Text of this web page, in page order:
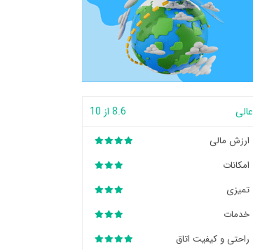
عالی 8.6 از 10
ارزش مالی
امکانات
تمیزی
خدمات
راحتی و کیفیت اتاق